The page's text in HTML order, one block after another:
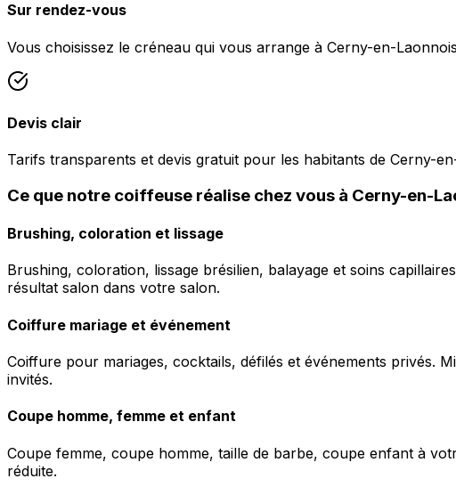
Sur rendez-vous
Vous choisissez le créneau qui vous arrange à Cerny-en-
Devis clair
Tarifs transparents et devis gratuit pour les habitants de Cerny-
Ce que notre coiffeuse réalise chez vous à Cerny-en-
Brushing, coloration et lissage
Brushing, coloration, lissage brésilien, balayage et soins
résultat salon dans votre salon.
Coiffure mariage et événement
Coiffure pour mariages, cocktails, défilés et événements privés.
invités.
Coupe homme, femme et enfant
Coupe femme, coupe homme, taille de barbe, coupe enfant à
réduite.